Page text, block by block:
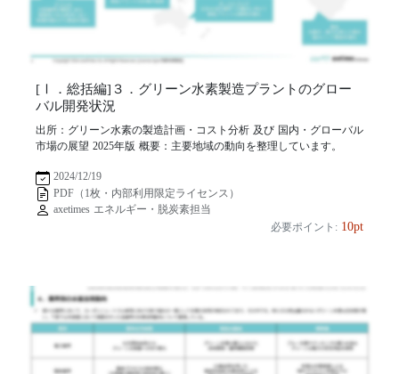
[Ⅰ．総括編]３．グリーン水素製造プラントのグロー
バル開発状況
出所：グリーン水素の製造計画・コスト分析 及び 国内・グローバル
市場の展望 2025年版 概要：主要地域の動向を整理しています。
2024/12/19
PDF（1枚・内部利用限定ライセンス）
axetimes エネルギー・脱炭素担当
必要ポイント: 10pt